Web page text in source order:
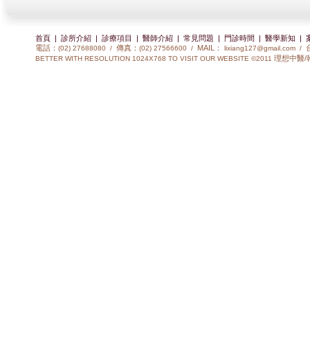
首頁| 診所介紹| 診療項目 | 醫師介紹| 常見問題 | 門診時間 | 醫學新知 |
電話： (02) 27688080 / 傳真： (02) 27566600 / MAIL： lixiang127@gmail.com /
BETTER WITH RESOLUTION 1024X768 TO VISIT OUR WEBSITE ©2011 理想中醫/